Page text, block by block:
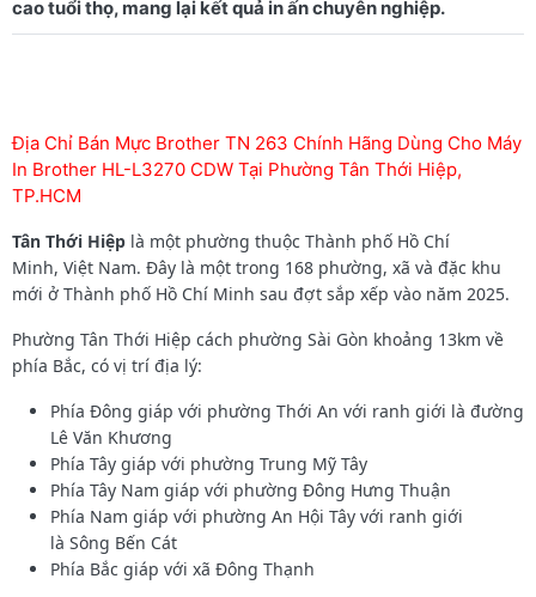
Địa Chỉ Bán Mực Brother TN 263 Chính Hãng Dùng Cho Máy
In Brother HL-L3270 CDW Tại Phường Tân Thới Hiệp,
TP.HCM
Tân Thới Hiệp là một phường thuộc Thành phố Hồ Chí
Minh, Việt Nam. Đây là một trong 168 phường, xã và đặc khu
mới ở Thành phố Hồ Chí Minh sau đợt sắp xếp vào năm 2025.
Phường Tân Thới Hiệp cách phường Sài Gòn khoảng 13km về
phía Bắc, có vị trí địa lý:
Phía Đông giáp với phường Thới An với ranh giới là đường
Lê Văn Khương
Phía Tây giáp với phường Trung Mỹ Tây
Phía Tây Nam giáp với phường Đông Hưng Thuận
Phía Nam giáp với phường An Hội Tây với ranh giới
là Sông Bến Cát
Phía Bắc giáp với xã Đông Thạnh